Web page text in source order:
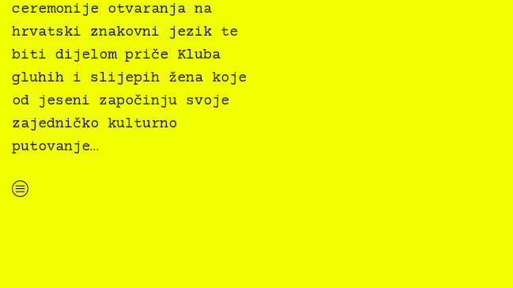
ceremonije otvaranja na
hrvatski znakovni jezik te
biti dijelom priče Kluba
gluhih i slijepih žena koje
od jeseni započinju svoje
zajedničko kulturno
putovanje…
“Inkluzivirano otvaranje izložbe Dodir je naša stvarnost Udruge slijepih PGŽ”